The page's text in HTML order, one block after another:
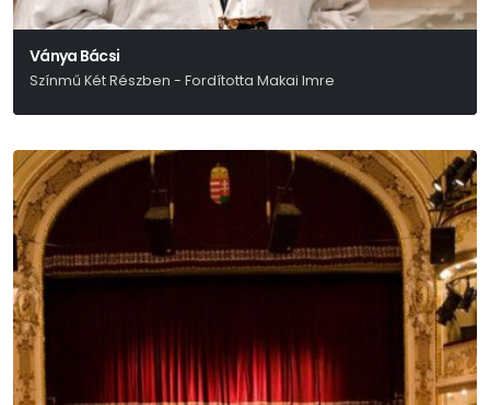
Ványa Bácsi
Színmű Két Részben - Fordította Makai Imre